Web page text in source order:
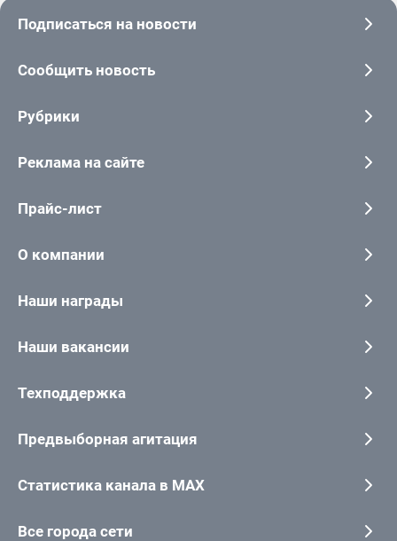
Подписаться на новости
Сообщить новость
Рубрики
Реклама на сайте
Прайс-лист
О компании
Наши награды
Наши вакансии
Техподдержка
Предвыборная агитация
Статистика канала в MAX
Все города сети